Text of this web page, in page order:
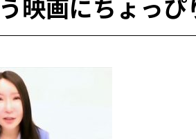
映画にちょっぴ